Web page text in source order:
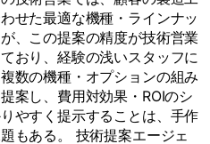
せた最適な機種・ラインナッ
、この提案の精度が技術営業
おり、経験の浅いスタッフに
数の機種・オプションの組み
案し、費用対効果・ROIのシ
やすく提示することは、手作
もある。 技術提案エージェ